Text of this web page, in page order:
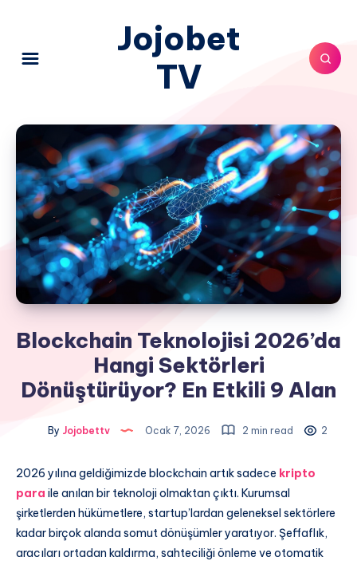
Jojobet
TV
Blockchain Teknolojisi 2026’da
Hangi Sektörleri
Dönüştürüyor? En Etkili 9 Alan
By Jojobettv Ocak 7, 2026 2 min read 2
2026 yılına geldiğimizde blockchain artık sadece kripto
para ile anılan bir teknoloji olmaktan çıktı. Kurumsal
şirketlerden hükümetlere, startup’lardan geleneksel sektörlere
kadar birçok alanda somut dönüşümler yaratıyor. Şeffaflık,
aracıları ortadan kaldırma, sahteciliği önleme ve otomatik